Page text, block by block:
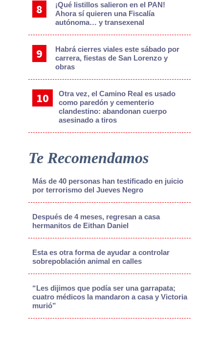
¡Qué listillos salieron en el PAN!
Ahora sí quieren una Fiscalía
autónoma… y transexenal
Habrá cierres viales este sábado por
carrera, fiestas de San Lorenzo y
obras
Otra vez, el Camino Real es usado
como paredón y cementerio
clandestino: abandonan cuerpo
asesinado a tiros
Te Recomendamos
Más de 40 personas han testificado en juicio
por terrorismo del Jueves Negro
Después de 4 meses, regresan a casa
hermanitos de Eithan Daniel
Esta es otra forma de ayudar a controlar
sobrepoblación animal en calles
“Les dijimos que podía ser una garrapata;
cuatro médicos la mandaron a casa y Victoria
murió”